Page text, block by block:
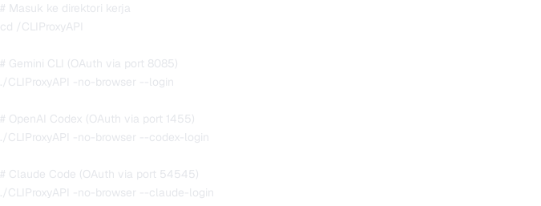
# Masuk ke direktori kerja
cd /CLIProxyAPI
# Gemini CLI (OAuth via port 8085)
./CLIProxyAPI -no-browser --login
# OpenAI Codex (OAuth via port 1455)
./CLIProxyAPI -no-browser --codex-login
# Claude Code (OAuth via port 54545)
./CLIProxyAPI -no-browser --claude-login